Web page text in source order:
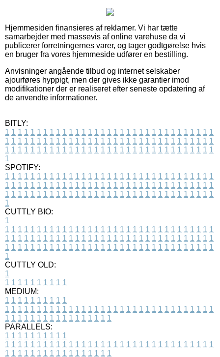
Hjemmesiden finansieres af reklamer. Vi har tætte
samarbejder med massevis af online varehuse da vi
publicerer forretningernes varer, og tager godtgørelse hvis
en bruger fra vores hjemmeside udfører en bestilling.
Anvisninger angående tilbud og internet selskaber
ajourføres hyppigt, men der gives ikke garantier imod
modifikationer der er realiseret efter seneste opdatering af
de anvendte informationer.
BITLY:
1 1 1 1 1 1 1 1 1 1 1 1 1 1 1 1 1 1 1 1 1 1 1 1 1 1 1 1 1 1 1 1 1
1 1 1 1 1 1 1 1 1 1 1 1 1 1 1 1 1 1 1 1 1 1 1 1 1 1 1 1 1 1 1 1 1
1 1 1 1 1 1 1 1 1 1 1 1 1 1 1 1 1 1 1 1 1 1 1 1 1 1 1 1 1 1 1 1 1
1
SPOTIFY:
1 1 1 1 1 1 1 1 1 1 1 1 1 1 1 1 1 1 1 1 1 1 1 1 1 1 1 1 1 1 1 1 1
1 1 1 1 1 1 1 1 1 1 1 1 1 1 1 1 1 1 1 1 1 1 1 1 1 1 1 1 1 1 1 1 1
1 1 1 1 1 1 1 1 1 1 1 1 1 1 1 1 1 1 1 1 1 1 1 1 1 1 1 1 1 1 1 1 1
1
CUTTLY BIO:
1
1 1 1 1 1 1 1 1 1 1 1 1 1 1 1 1 1 1 1 1 1 1 1 1 1 1 1 1 1 1 1 1 1
1 1 1 1 1 1 1 1 1 1 1 1 1 1 1 1 1 1 1 1 1 1 1 1 1 1 1 1 1 1 1 1 1
1 1 1 1 1 1 1 1 1 1 1 1 1 1 1 1 1 1 1 1 1 1 1 1 1 1 1 1 1 1 1 1 1
1
CUTTLY OLD:
1
1 1 1 1 1 1 1 1 1 1
MEDIUM:
1 1 1 1 1 1 1 1 1 1
1 1 1 1 1 1 1 1 1 1 1 1 1 1 1 1 1 1 1 1 1 1 1 1 1 1 1 1 1 1 1 1 1
1 1 1 1 1 1 1 1 1 1 1 1 1 1 1 1 1
PARALLELS:
1 1 1 1 1 1 1 1 1 1
1 1 1 1 1 1 1 1 1 1 1 1 1 1 1 1 1 1 1 1 1 1 1 1 1 1 1 1 1 1 1 1 1
1 1 1 1 1 1 1 1 1 1 1 1 1 1 1 1 1